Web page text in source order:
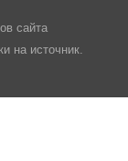
сайта
на источник.